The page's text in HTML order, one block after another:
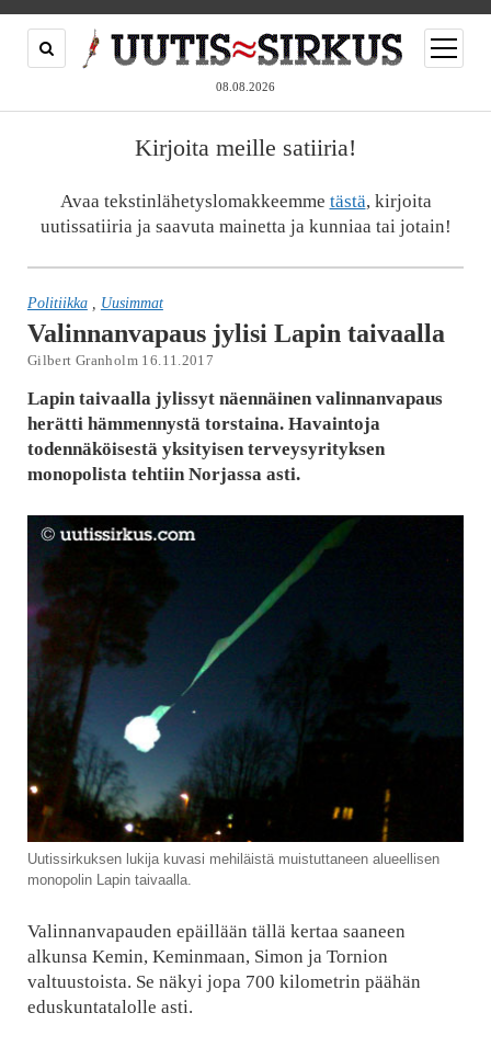
08.08.2026
open
menu
Kirjoita meille satiiria!
Avaa tekstinlähetyslomakkeemme tästä, kirjoita
uutissatiiria ja saavuta mainetta ja kunniaa tai jotain!
Politiikka, Uusimmat
Valinnanvapaus jylisi Lapin taivaalla
Gilbert Granholm 16.11.2017
Lapin taivaalla jylissyt näennäinen valinnanvapaus
herätti hämmennystä torstaina. Havaintoja
todennäköisestä yksityisen terveysyrityksen
monopolista tehtiin Norjassa asti.
Uutissirkuksen lukija kuvasi mehiläistä muistuttaneen alueellisen
monopolin Lapin taivaalla.
Valinnanvapauden epäillään tällä kertaa saaneen
alkunsa Kemin, Keminmaan, Simon ja Tornion
valtuustoista. Se näkyi jopa 700 kilometrin päähän
eduskuntatalolle asti.